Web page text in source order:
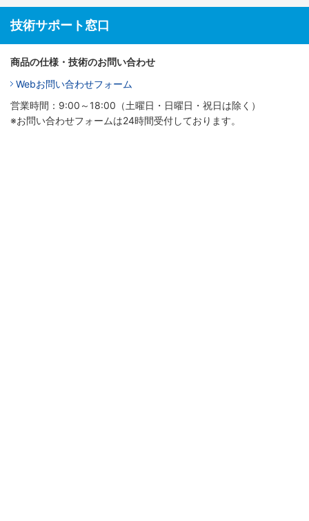
技術サポート窓口
商品の仕様・技術のお問い合わせ
Webお問い合わせフォーム
営業時間：9:00～18:00（土曜日・日曜日・祝日は除く）
※お問い合わせフォームは24時間受付しております。